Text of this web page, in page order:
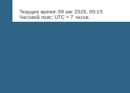
Текущее время: 09 авг 2026, 00:15
Часовой пояс: UTC + 7 часов